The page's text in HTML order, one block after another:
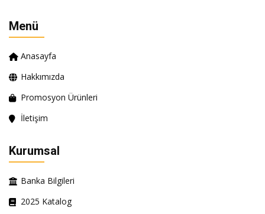
Menü
Anasayfa
Hakkımızda
Promosyon Ürünleri
İletişim
Kurumsal
Banka Bilgileri
2025 Katalog